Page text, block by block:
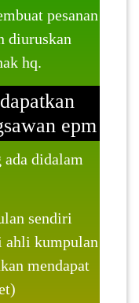
pesanan
diuruskan
hq.
epm
didalam
sendiri
ahli kumpulan
mendapat